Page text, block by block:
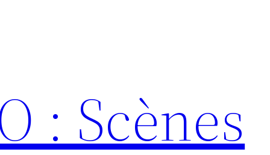
: Scènes